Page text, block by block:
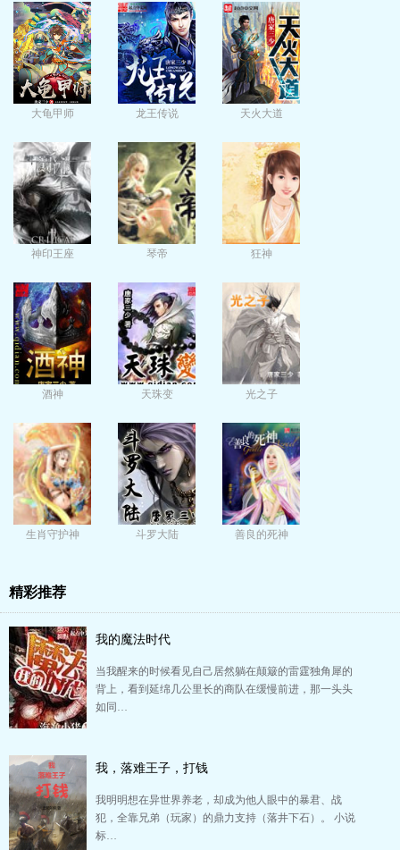
大龟甲师 龙王传说 天火大道
神印王座 琴帝 狂神
酒神 天珠变 光之子
生肖守护神 斗罗大陆 善良的死神
精彩推荐
我的魔法时代
当我醒来的时候看见自己居然躺在颠簸的雷霆独角犀的
背上，看到延绵几公里长的商队在缓慢前进，那一头头
如同…
我，落难王子，打钱
我明明想在异世界养老，却成为他人眼中的暴君、战
犯，全靠兄弟（玩家）的鼎力支持（落井下石）。 小说
标…